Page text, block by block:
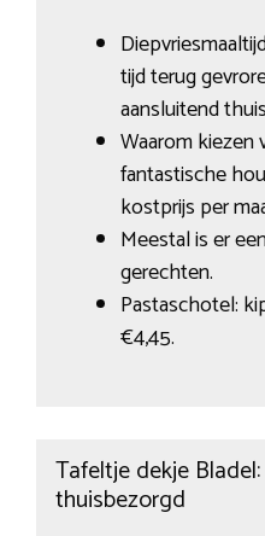
tijd terug
aansluitend
Waarom kiezen
fantastische
kostprijs per
Meestal is er
gerechten.
Pastaschotel:
€4,45.
Tafeltje dekje
thuisbezorgd